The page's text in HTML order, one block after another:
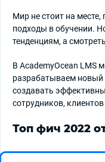
Мир не стоит на
подходы в обучении.
тенденциям, а
В AcademyOcean LMS
разрабатываем новый
создавать
сотрудников,
Топ фич 2022